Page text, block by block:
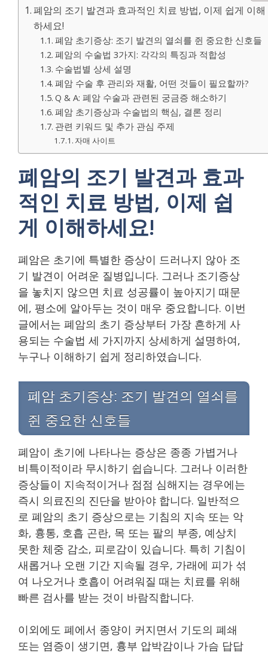
폐암의 조기 발견과 효과적인 치료 방법, 이제 쉽게 이해
하세요!
폐암 초기증상: 조기 발견의 열쇠를 쥔 중요한 신호들
폐암의 수술법 3가지: 각각의 특징과 적합성
수술법별 상세 설명
폐암 수술 후 관리와 재활, 어떤 것들이 필요할까?
Q & A: 폐암 수술과 관련된 궁금증 해소하기
폐암 초기증상과 수술법의 핵심, 결론 정리
관련 키워드 및 추가 관심 주제
자매 사이트
폐암의 조기 발견과 효과
적인 치료 방법, 이제 쉽
게 이해하세요!
폐암은 초기에 특별한 증상이 드러나지 않아 조
기 발견이 어려운 질병입니다. 그러나 조기증상
을 놓치지 않으면 치료 성공률이 높아지기 때문
에, 평소에 알아두는 것이 매우 중요합니다. 이번
글에서는 폐암의 초기 증상부터 가장 흔하게 사
용되는 수술법 세 가지까지 상세하게 설명하여,
누구나 이해하기 쉽게 정리하였습니다.
폐암 초기증상: 조기 발견의 열쇠를
쥔 중요한 신호들
폐암이 초기에 나타나는 증상은 종종 가볍거나
비특이적이라 무시하기 쉽습니다. 그러나 이러한
증상들이 지속적이거나 점점 심해지는 경우에는
즉시 의료진의 진단을 받아야 합니다. 일반적으
로 폐암의 초기 증상으로는 기침의 지속 또는 악
화, 흉통, 호흡 곤란, 목 또는 팔의 부종, 예상치
못한 체중 감소, 피로감이 있습니다. 특히 기침이
새롭거나 오랜 기간 지속될 경우, 가래에 피가 섞
여 나오거나 호흡이 어려워질 때는 치료를 위해
빠른 검사를 받는 것이 바람직합니다.
이외에도 폐에서 종양이 커지면서 기도의 폐쇄
또는 염증이 생기면, 흉부 압박감이나 가슴 답답